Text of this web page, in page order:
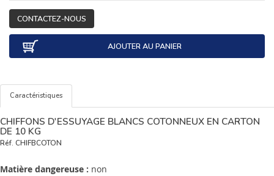
CONTACTEZ-NOUS
AJOUTER AU PANIER
Caractéristiques
CHIFFONS D'ESSUYAGE BLANCS COTONNEUX EN CARTON
DE 10 KG
Réf. CHIFBCOTON
Matière dangereuse : non